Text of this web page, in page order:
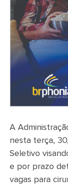
A
nesta terça,
Seletivo
e por prazo
vagas para